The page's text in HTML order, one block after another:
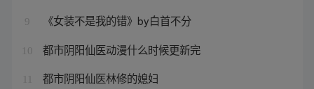
9 《女装不是我的错》by白首不分
10 都市阴阳仙医动漫什么时候更新完
都市阴阳仙医林修的媳妇